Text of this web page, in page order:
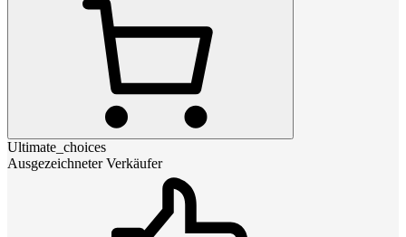
Ultimate_choices
Ausgezeichneter Verkäufer